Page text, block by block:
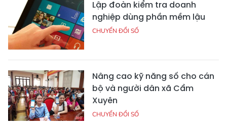
Lập đoàn kiểm tra doanh
nghiệp dùng phần mềm lậu
CHUYỂN ĐỔI SỐ
Nâng cao kỹ năng số cho cán
bộ và người dân xã Cẩm
Xuyên
CHUYỂN ĐỔI SỐ